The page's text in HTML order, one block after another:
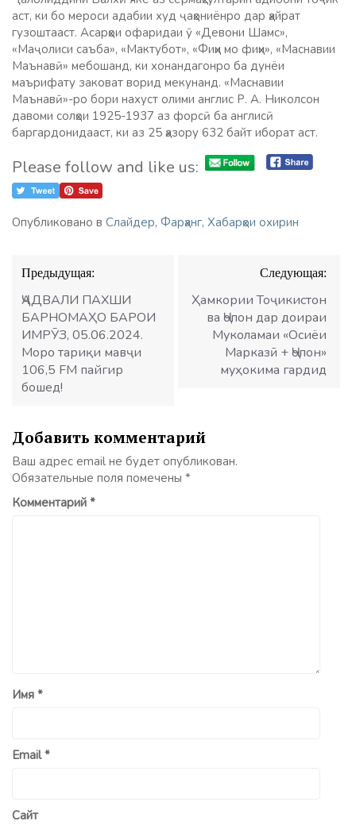
аст, ки бо мероси адабии худ ҷаҳониёнро дар ҳайрат
гузоштааст. Асарҳои офаридаи ӯ «Девони Шамс»,
«Маҷолиси саъба», «Мактубот», «Фиҳи мо фиҳи», «Маснавии
Маънавӣ» мебошанд, ки хонандагонро ба дунёи
маърифату заковат ворид мекунанд. «Маснавии
Маънавӣ»-ро бори нахуст олими англис Р. А. Николсон
давоми солҳои 1925-1937 аз форсӣ ба англисӣ
баргардонидааст, ки аз 25 ҳазору 632 байт иборат аст.
Please follow and like us:
Опубликовано в Слайдер, Фарҳанг, Хабарҳои охирин
Навигация
по
записям
Предыдущая:
ҶАДВАЛИ ПАХШИ
БАРНОМАҲО БАРОИ
ИМРӮЗ, 05.06.2024.
Моро тариқи мавҷи
106,5 FM пайгир
бошед!
Следующая:
Ҳамкории Тоҷикистон
ва Ҷопон дар доираи
Муколамаи «Осиёи
Марказӣ + Ҷопон»
муҳокима гардид
Добавить комментарий
Ваш адрес email не будет опубликован.
Обязательные поля помечены *
Комментарий *
Имя *
Email*
Сайт